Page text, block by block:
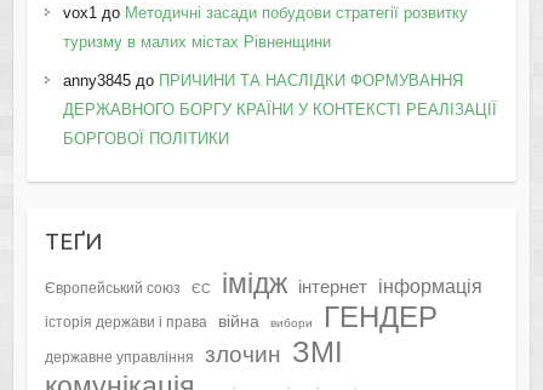
vox1до Методичні засади побудови стратегії розвитку
туризму в малих містах Рівненщини
anny3845до ПРИЧИНИ ТА НАСЛІДКИ ФОРМУВАННЯ
ДЕРЖАВНОГО БОРГУ КРАЇНИ У КОНТЕКСТІ РЕАЛІЗАЦІЇ
БОРГОВОЇ ПОЛІТИКИ
ТЕҐИ
Європейський союз ЄС імідж інтернет інформація
історія держави і права війна вибори ГЕНДЕР
державне управління злочин ЗМІ